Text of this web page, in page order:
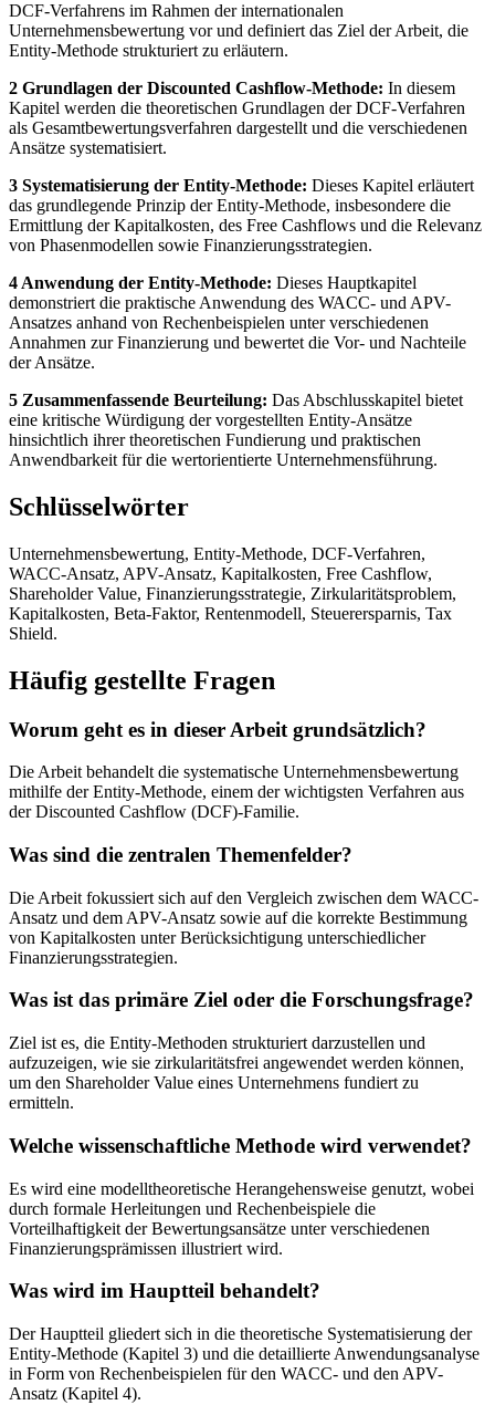
DCF-Verfahrens im Rahmen der internationalen
Unternehmensbewertung vor und definiert das Ziel der Arbeit, die
Entity-Methode strukturiert zu erläutern.
2 Grundlagen der Discounted Cashflow-Methode: In diesem
Kapitel werden die theoretischen Grundlagen der DCF-Verfahren
als Gesamtbewertungsverfahren dargestellt und die verschiedenen
Ansätze systematisiert.
3 Systematisierung der Entity-Methode: Dieses Kapitel erläutert
das grundlegende Prinzip der Entity-Methode, insbesondere die
Ermittlung der Kapitalkosten, des Free Cashflows und die Relevanz
von Phasenmodellen sowie Finanzierungsstrategien.
4 Anwendung der Entity-Methode: Dieses Hauptkapitel
demonstriert die praktische Anwendung des WACC- und APV-
Ansatzes anhand von Rechenbeispielen unter verschiedenen
Annahmen zur Finanzierung und bewertet die Vor- und Nachteile
der Ansätze.
5 Zusammenfassende Beurteilung: Das Abschlusskapitel bietet
eine kritische Würdigung der vorgestellten Entity-Ansätze
hinsichtlich ihrer theoretischen Fundierung und praktischen
Anwendbarkeit für die wertorientierte Unternehmensführung.
Schlüsselwörter
Unternehmensbewertung, Entity-Methode, DCF-Verfahren,
WACC-Ansatz, APV-Ansatz, Kapitalkosten, Free Cashflow,
Shareholder Value, Finanzierungsstrategie, Zirkularitätsproblem,
Kapitalkosten, Beta-Faktor, Rentenmodell, Steuerersparnis, Tax
Shield.
Häufig gestellte Fragen
Worum geht es in dieser Arbeit grundsätzlich?
Die Arbeit behandelt die systematische Unternehmensbewertung
mithilfe der Entity-Methode, einem der wichtigsten Verfahren aus
der Discounted Cashflow (DCF)-Familie.
Was sind die zentralen Themenfelder?
Die Arbeit fokussiert sich auf den Vergleich zwischen dem WACC-
Ansatz und dem APV-Ansatz sowie auf die korrekte Bestimmung
von Kapitalkosten unter Berücksichtigung unterschiedlicher
Finanzierungsstrategien.
Was ist das primäre Ziel oder die Forschungsfrage?
Ziel ist es, die Entity-Methoden strukturiert darzustellen und
aufzuzeigen, wie sie zirkularitätsfrei angewendet werden können,
um den Shareholder Value eines Unternehmens fundiert zu
ermitteln.
Welche wissenschaftliche Methode wird verwendet?
Es wird eine modelltheoretische Herangehensweise genutzt, wobei
durch formale Herleitungen und Rechenbeispiele die
Vorteilhaftigkeit der Bewertungsansätze unter verschiedenen
Finanzierungsprämissen illustriert wird.
Was wird im Hauptteil behandelt?
Der Hauptteil gliedert sich in die theoretische Systematisierung der
Entity-Methode (Kapitel 3) und die detaillierte Anwendungsanalyse
in Form von Rechenbeispielen für den WACC- und den APV-
Ansatz (Kapitel 4).